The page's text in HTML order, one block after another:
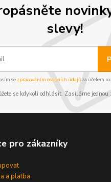
slevy!
se zpracováním osobních údajůza účelem
se kdykoli odhlásit. Zasíláme jednou
pro zákazníky
a platba